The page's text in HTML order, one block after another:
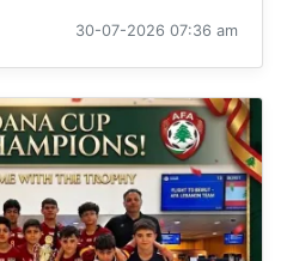
30-07-2026 07:36 am